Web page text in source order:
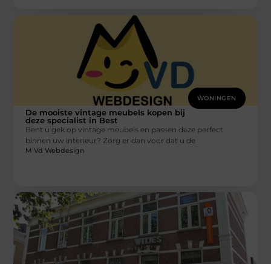
WONINGEN
De mooiste vintage meubels kopen bij
deze specialist in Best
Bent u gek op vintage meubels en passen deze perfect
binnen uw interieur? Zorg er dan voor dat u de
M Vd Webdesign